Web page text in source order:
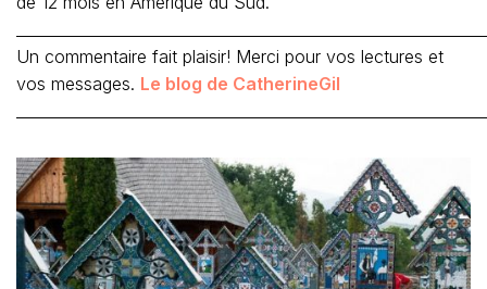
Un commentaire fait plaisir! Merci pour vos lectures et
vos messages. Le blog de CatherineGil